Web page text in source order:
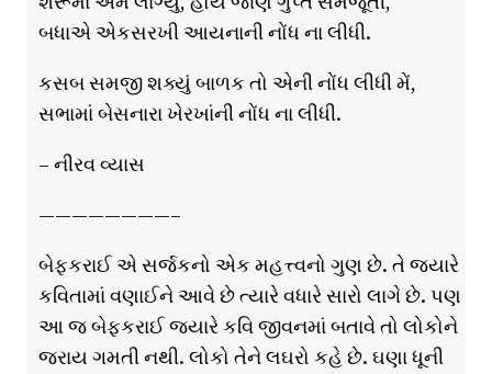
બધાએ એકસરખી આયનાની નોંધ ના લીધી.
કસબ સમજી શક્યું બાળક તો એની નોંધ લીધી મેં,
સભામાં બેસનારા ખેરખાંની નોંધ ના લીધી.
– નીરવ વ્યાસ
————————–
બેફકરાઈ એ સર્જકનો એક મહત્ત્વનો ગુણ છે. તે જ્યારે
કવિતામાં વણાઈને આવે છે ત્યારે વધારે સારો લાગે છે. પણ
આ જ બેફકરાઈ જ્યારે કવિ જીવનમાં બતાવે તો લોકોને
જરાય ગમતી નથી. લોકો તેને લઘરો કહે છે. ઘણા ધૂની